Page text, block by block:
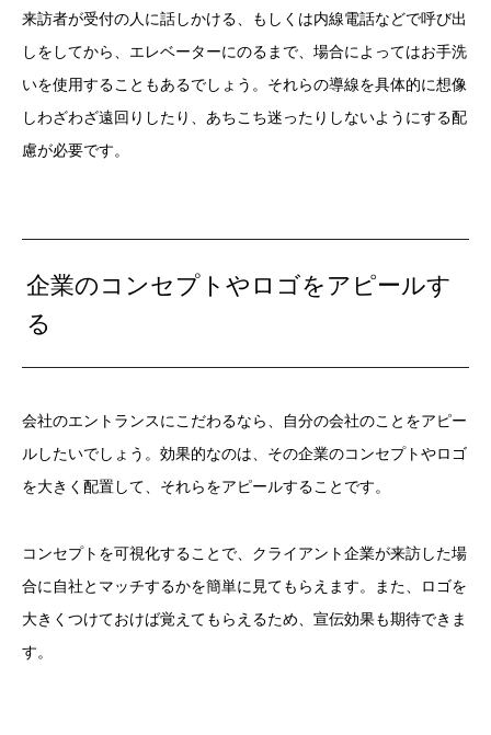
来訪者が受付の人に話しかける、もしくは内線電話などで呼び出
しをしてから、エレベーターにのるまで、場合によってはお手洗
いを使用することもあるでしょう。それらの導線を具体的に想像
しわざわざ遠回りしたり、あちこち迷ったりしないようにする配
慮が必要です。
企業のコンセプトやロゴをアピールす
る
会社のエントランスにこだわるなら、自分の会社のことをアピー
ルしたいでしょう。効果的なのは、その企業のコンセプトやロゴ
を大きく配置して、それらをアピールすることです。
コンセプトを可視化することで、クライアント企業が来訪した場
合に自社とマッチするかを簡単に見てもらえます。また、ロゴを
大きくつけておけば覚えてもらえるため、宣伝効果も期待できま
す。